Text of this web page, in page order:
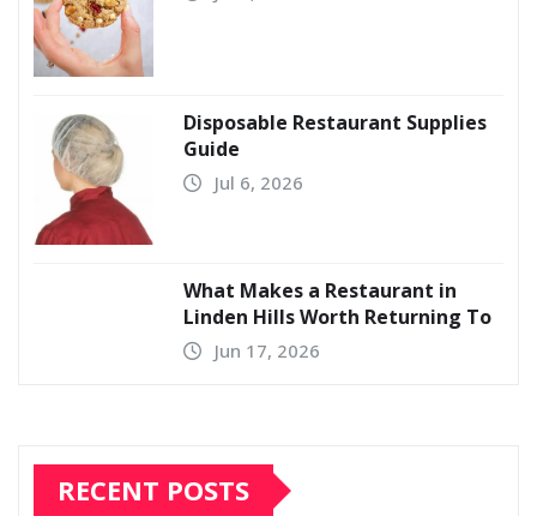
Disposable Restaurant Supplies
Guide
Jul 6, 2026
What Makes a Restaurant in
Linden Hills Worth Returning To
Jun 17, 2026
RECENT POSTS